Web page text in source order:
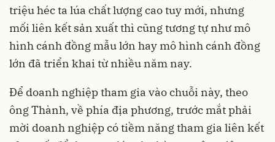
triệu héc ta lúa chất lượng cao tuy mới, nhưng
mối liên kết sản xuất thì cũng tương tự như mô
hình cánh đồng mẫu lớn hay mô hình cánh đồng
lớn đã triển khai từ nhiều năm nay.
Để doanh nghiệp tham gia vào chuỗi này, theo
ông Thành, về phía địa phương, trước mắt phải
mời doanh nghiệp có tiềm năng tham gia liên kết